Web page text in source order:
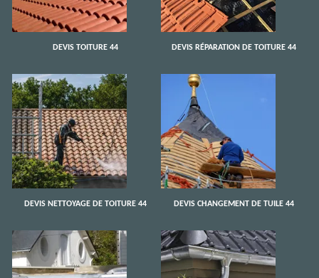
DEVIS TOITURE 44 DEVIS RÉPARATION DE TOITURE 44
DEVIS NETTOYAGE DE TOITURE 44 DEVIS CHANGEMENT DE TUILE 44